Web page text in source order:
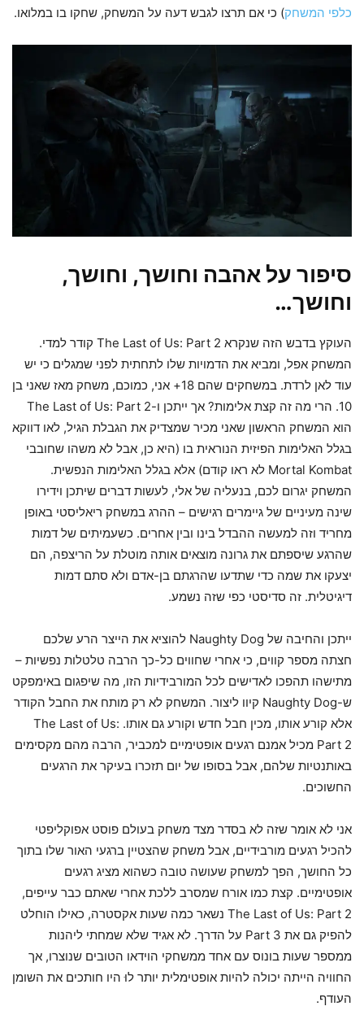
כלפי המשחק) כי אם תרצו לגבש דעה על המשחק, שחקו בו במלואו.
סיפור על אהבה וחושך, וחושך,
וחושך…
העוקץ בדבש הזה שנקרא The Last of Us: Part 2 קודר למדי.
המשחק אפל, ומביא את הדמויות שלו לתחתית לפני שמגלים כי יש
עוד לאן לרדת. במשחקים שהם 18+ אני, כמוכם, משחק מאז שאני בן
10. הרי מה זה קצת אלימות? אך ייתכן ו-The Last of Us: Part 2
הוא המשחק הראשון שאני מכיר שמצדיק את הגבלת הגיל, לאו דווקא
בגלל האלימות הפיזית הנוראית בו (היא כן, אבל לא משהו שחובבי
Mortal Kombat לא ראו קודם) אלא בגלל האלימות הנפשית.
המשחק יגרום לכם, בנעליה של אלי, לעשות דברים שיתכן וידירו
שינה מעיניים של גיימרים רגישים – ההרג במשחק ריאליסטי באופן
מחריד וזה למעשה ההבדל בינו ובין אחרים. כשעמיתים של דמות
שהרגע שיספתם את גרונה מוצאים אותה מוטלת על הריצפה, הם
יצעקו את שמה כדי שתדעו שהרגתם בן-אדם ולא סתם דמות
דיגיטלית. זה סדיסטי כפי שזה נשמע.
ייתכן והחיבה של Naughty Dog להוציא את הייצר הרע שלכם
חצתה מספר קווים, כי אחרי שחווים כל-כך הרבה טלטלות נפשיות –
מתישהו תהפכו לאדישים לכל המורבידיות הזו, מה שיפגום באימפקט
ש-Naughty Dog קיוו ליצור. המשחק לא רק מותח את החבל הקודר
אלא קורע אותו, מכין חבל חדש וקורע גם אותו. The Last of Us:
Part 2 מכיל אמנם רגעים אופטימיים למכביר, הרבה מהם מקסימים
באותנטיות שלהם, אבל בסופו של יום תזכרו בעיקר את הרגעים
החשוכים.
אני לא אומר שזה לא בסדר מצד משחק בעולם פוסט אפוקליפטי
להכיל רגעים מורבידיים, אבל משחק שהצטיין ברגעי האור שלו בתוך
כל החושך, הפך למשחק שעושה טובה כשהוא מציג רגעים
אופטימיים. קצת כמו אורח שמסרב ללכת אחרי שאתם כבר עייפים,
The Last of Us: Part 2 נשאר כמה שעות אקסטרה, כאילו הוחלט
להפיק גם את Part 3 על הדרך. לא אגיד שלא שמחתי ליהנות
ממספר שעות בונוס עם אחד ממשחקי הוידאו הטובים שנוצרו, אך
החוויה הייתה יכולה להיות אופטימלית יותר לוּ היו חותכים את השומן
העודף.